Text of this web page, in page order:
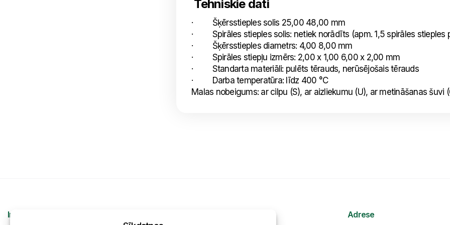
Tehniskie dati
· Šķērsstieples solis 25,00 48,00 mm
· Spirāles stieples solis: netiek norādīts (apm. 1,5 spirāles stieples
· Šķērsstieples diametrs: 4,00 8,00 mm
· Spirāles stiepļu izmērs: 2,00 x 1,00 6,00 x 2,00 mm
· Standarta materiāli: pulēts tērauds, nerūsējošais tērauds
· Darba temperatūra: līdz 400 °C
Malas nobeigums: ar cilpu (S), ar aizliekumu (U), ar metināšanas šuvi
Informācija Adrese